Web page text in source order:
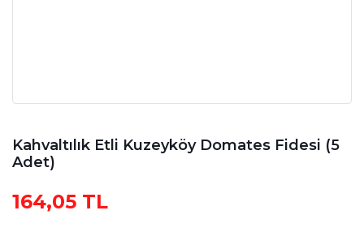
Kahvaltılık Etli Kuzeyköy Domates Fidesi (5
Adet)
164,05 TL